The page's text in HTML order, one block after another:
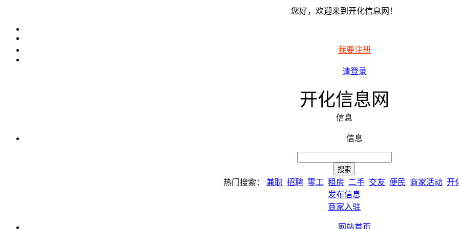
您好，欢迎来到开化信息网！
我要注册
请登录
开化信息网
信息
信息
热门搜索： 兼职 招聘 零工 租房 二手 交友 便民 商家活动 开
发布信息
商家入驻
网站首页